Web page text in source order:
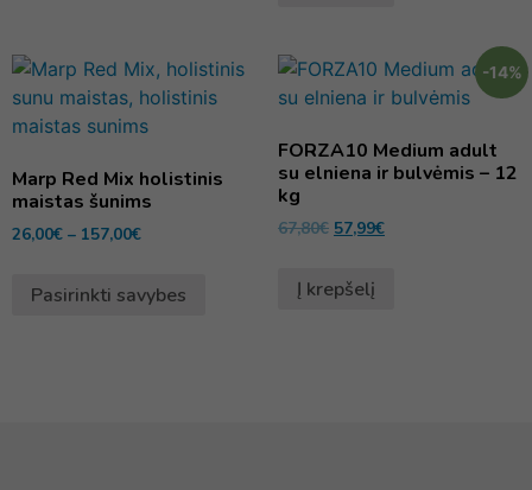
Marp Red Mix holistinis
maistas šunims
26,00€ – 157,00€
Pasirinkti savybes
-14%
FORZA10 Medium adult
su elniena ir bulvėmis – 12
kg
67,80€ 57,99€
Į krepšelį